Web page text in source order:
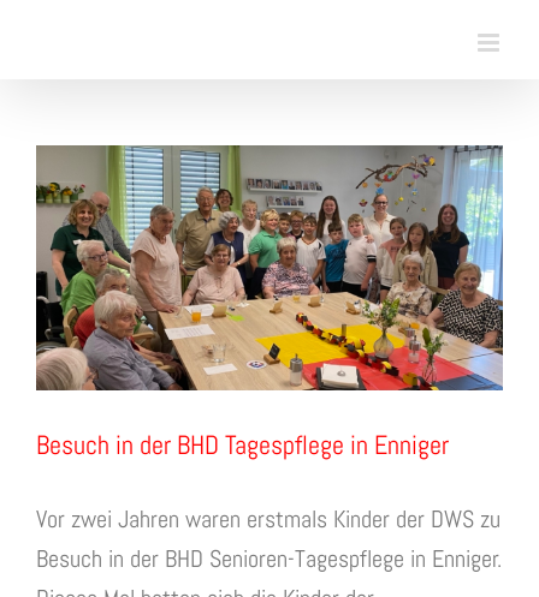
Larger
Image
Besuch in der BHD Tagespflege in Enniger
Vor zwei Jahren waren erstmals Kinder der DWS zu
Besuch in der BHD Senioren-Tagespflege in Enniger.